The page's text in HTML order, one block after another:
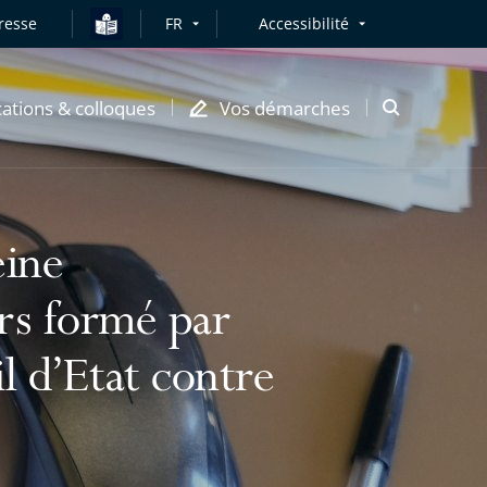
FR Accessibilité
& colloques Vos démarches
Ouvrir
de
formé par
d’Etat contre